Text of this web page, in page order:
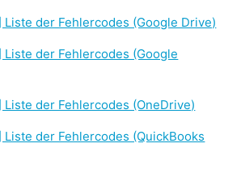
Liste der Fehlercodes (Google Drive)
Liste der Fehlercodes (Google
Liste der Fehlercodes (OneDrive)
Liste der Fehlercodes (QuickBooks